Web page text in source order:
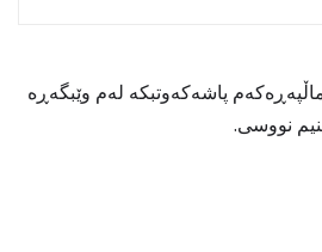
پاشەکەوتبکە لەم وێبگەڕە
نووسی.